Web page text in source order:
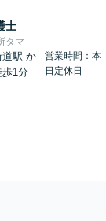
士
タマ
道駅か
歩1分
営業時間：本
日定休日